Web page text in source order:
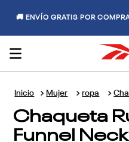
🚚 ENVÍO GRATIS POR
Mujer ropa
Chaqueta
Funnel